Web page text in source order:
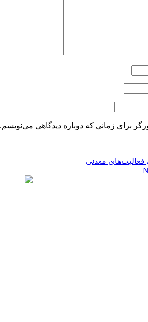
برای زمانی که دوباره دیدگاهی می‌نویسم.
معدنی